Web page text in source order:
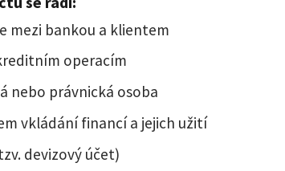
mezi bankou a klientem
operacím
nebo právnická osoba
vkládání financí a jejich užití
devizový účet)